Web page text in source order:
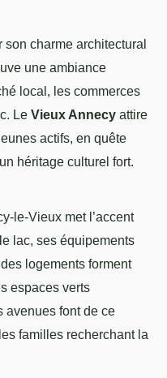
charme architectural
une ambiance
local, les commerces
Le Vieux Annecy attire
actifs, en quête
héritage culturel fort.
le-Vieux met l’accent
lac, ses équipements
logements forment
espaces verts
avenues font de ce
familles recherchant la